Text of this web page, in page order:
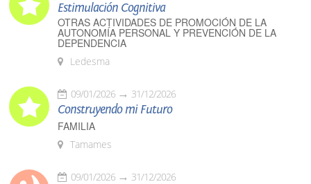
Estimulación Cognitiva
OTRAS ACTIVIDADES DE PROMOCIÓN DE LA
AUTONOMÍA PERSONAL Y PREVENCIÓN DE LA
DEPENDENCIA
Ledesma
09/01/2026 31/12/2026
Construyendo mi Futuro
FAMILIA
Tamames
09/01/2026 31/12/2026